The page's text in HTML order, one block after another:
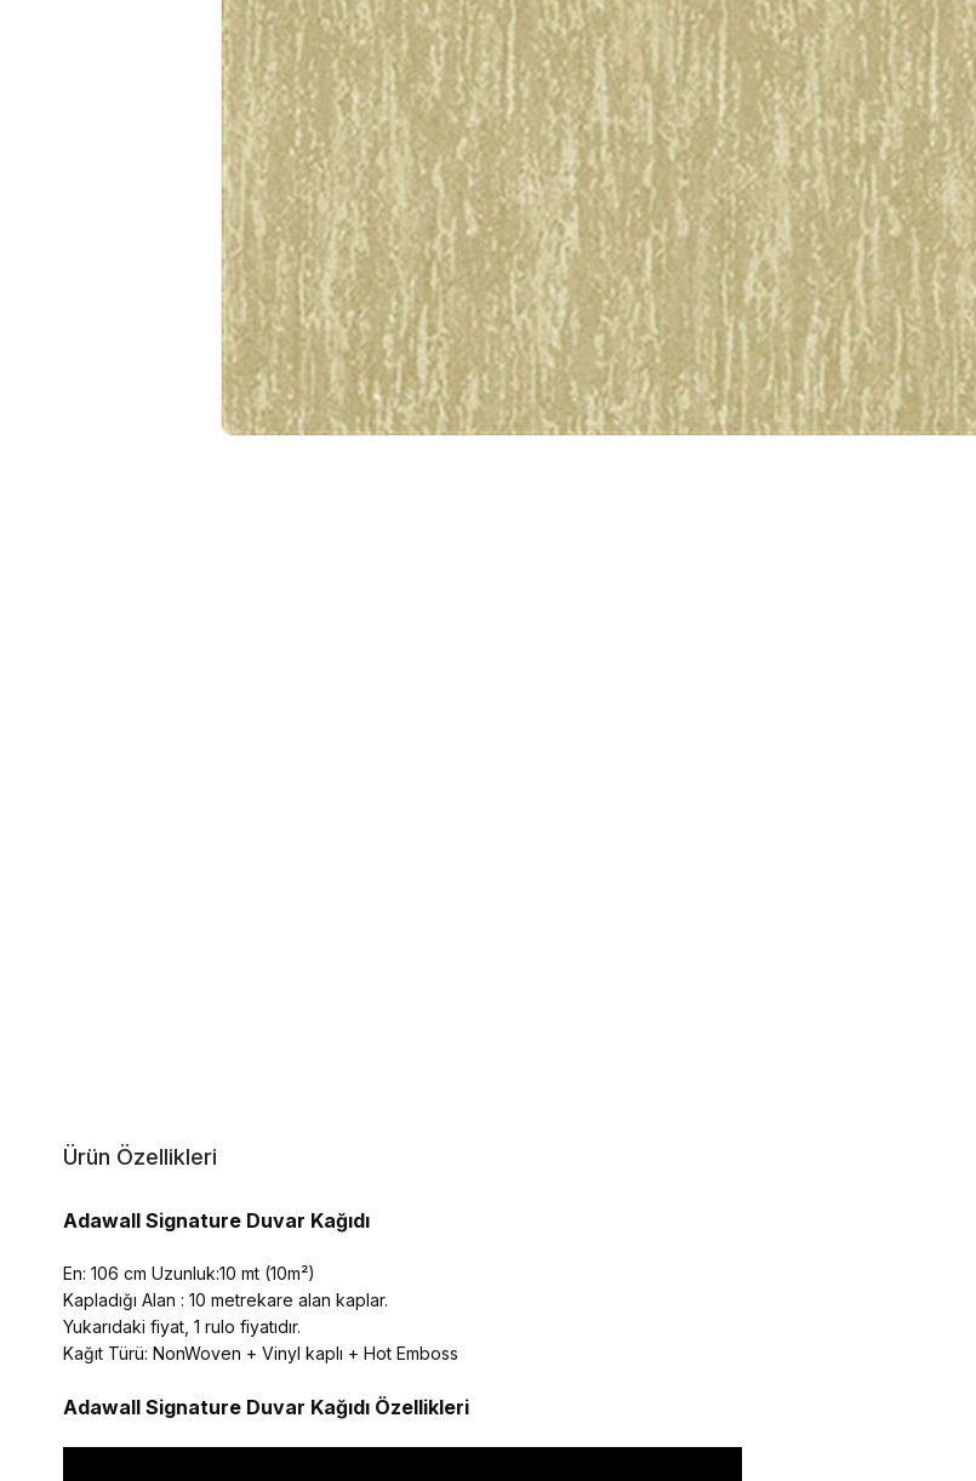
Ürün Özellikleri
Adawall Signature Duvar Kağıdı
En: 106 cm Uzunluk:10 mt (10m²)
Kapladığı Alan : 10 metrekare alan kaplar.
Yukarıdaki fiyat, 1 rulo fiyatıdır.
Kağıt Türü: NonWoven + Vinyl kaplı + Hot Emboss
Adawall Signature Duvar Kağıdı Özellikleri